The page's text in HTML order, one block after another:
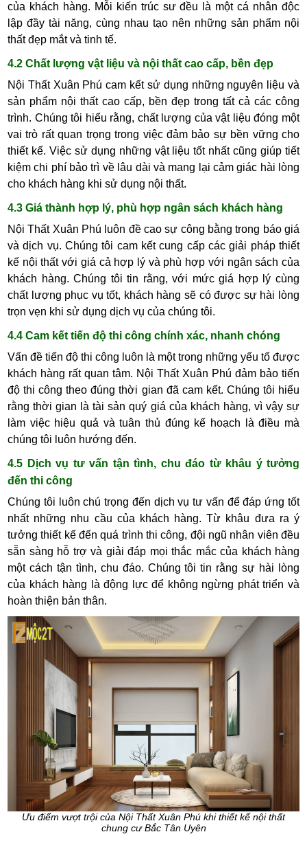
của khách hàng. Mỗi kiến trúc sư đều là một cá nhân độc
lập đầy tài năng, cùng nhau tạo nên những sản phẩm nội
thất đẹp mắt và tinh tế.
4.2 Chất lượng vật liệu và nội thất cao cấp, bền đẹp
Nội Thất Xuân Phú cam kết sử dụng những nguyên liệu và
sản phẩm nội thất cao cấp, bền đẹp trong tất cả các công
trình. Chúng tôi hiểu rằng, chất lượng của vật liệu đóng một
vai trò rất quan trọng trong việc đảm bảo sự bền vững cho
thiết kế. Việc sử dụng những vật liệu tốt nhất cũng giúp tiết
kiệm chi phí bảo trì về lâu dài và mang lại cảm giác hài lòng
cho khách hàng khi sử dụng nội thất.
4.3 Giá thành hợp lý, phù hợp ngân sách khách hàng
Nội Thất Xuân Phú luôn đề cao sự công bằng trong báo giá
và dịch vụ. Chúng tôi cam kết cung cấp các giải pháp thiết
kế nội thất với giá cả hợp lý và phù hợp với ngân sách của
khách hàng. Chúng tôi tin rằng, với mức giá hợp lý cùng
chất lượng phục vụ tốt, khách hàng sẽ có được sự hài lòng
trọn vẹn khi sử dụng dịch vụ của chúng tôi.
4.4 Cam kết tiến độ thi công chính xác, nhanh chóng
Vấn đề tiến độ thi công luôn là một trong những yếu tố được
khách hàng rất quan tâm. Nội Thất Xuân Phú đảm bảo tiến
độ thi công theo đúng thời gian đã cam kết. Chúng tôi hiểu
rằng thời gian là tài sản quý giá của khách hàng, vì vậy sự
làm việc hiệu quả và tuân thủ đúng kế hoạch là điều mà
chúng tôi luôn hướng đến.
4.5 Dịch vụ tư vấn tận tình, chu đáo từ khâu ý tưởng
đến thi công
Chúng tôi luôn chú trọng đến dịch vụ tư vấn để đáp ứng tốt
nhất những nhu cầu của khách hàng. Từ khâu đưa ra ý
tưởng thiết kế đến quá trình thi công, đội ngũ nhân viên đều
sẵn sàng hỗ trợ và giải đáp mọi thắc mắc của khách hàng
một cách tận tình, chu đáo. Chúng tôi tin rằng sự hài lòng
của khách hàng là động lực để không ngừng phát triển và
hoàn thiện bản thân.
Ưu điểm vượt trội của Nội Thất Xuân Phú khi thiết kế nội thất
chung cư Bắc Tân Uyên